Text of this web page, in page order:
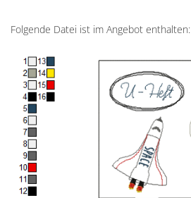
Folgende Datei ist im Angebot enthalten: